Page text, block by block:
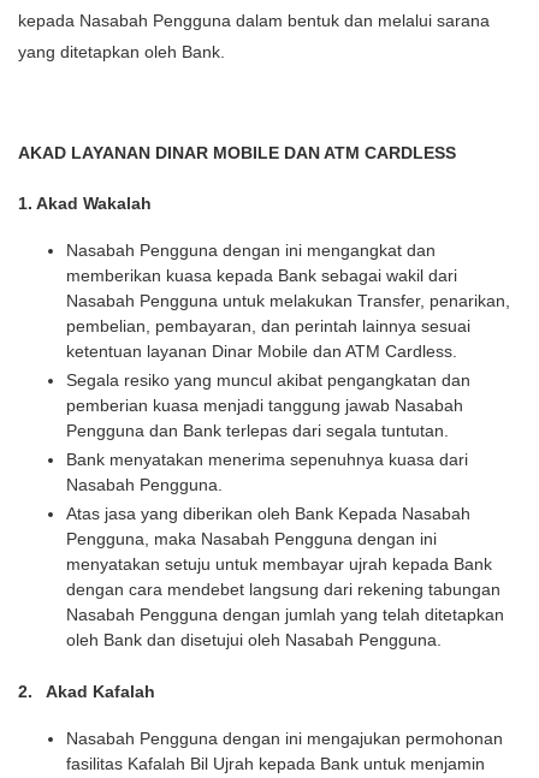
kepada Nasabah Pengguna dalam bentuk dan melalui sarana
yang ditetapkan oleh Bank.
AKAD LAYANAN DINAR MOBILE DAN ATM CARDLESS
1. Akad Wakalah
Nasabah Pengguna dengan ini mengangkat dan
memberikan kuasa kepada Bank sebagai wakil dari
Nasabah Pengguna untuk melakukan Transfer, penarikan,
pembelian, pembayaran, dan perintah lainnya sesuai
ketentuan layanan Dinar Mobile dan ATM Cardless.
Segala resiko yang muncul akibat pengangkatan dan
pemberian kuasa menjadi tanggung jawab Nasabah
Pengguna dan Bank terlepas dari segala tuntutan.
Bank menyatakan menerima sepenuhnya kuasa dari
Nasabah Pengguna.
Atas jasa yang diberikan oleh Bank Kepada Nasabah
Pengguna, maka Nasabah Pengguna dengan ini
menyatakan setuju untuk membayar ujrah kepada Bank
dengan cara mendebet langsung dari rekening tabungan
Nasabah Pengguna dengan jumlah yang telah ditetapkan
oleh Bank dan disetujui oleh Nasabah Pengguna.
2. Akad Kafalah
Nasabah Pengguna dengan ini mengajukan permohonan
fasilitas Kafalah Bil Ujrah kepada Bank untuk menjamin